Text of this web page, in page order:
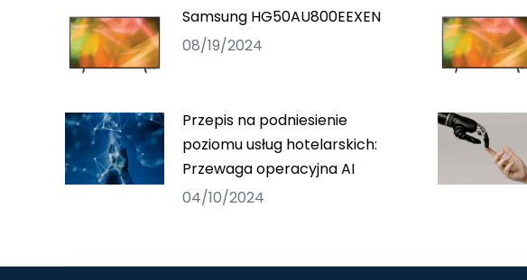
Samsung HG50AU800EEXEN
08/19/2024
Przepis na podniesienie
poziomu usług hotelarskich:
Przewaga operacyjna AI
04/10/2024